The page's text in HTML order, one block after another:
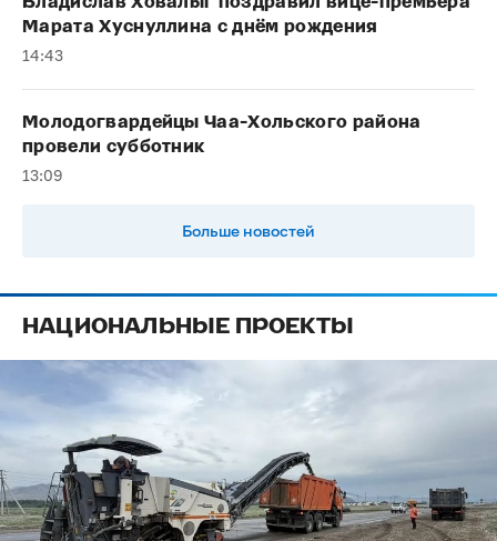
Марата Хуснуллина с днём рождения
14:43
Молодогвардейцы Чаа-Хольского района
провели субботник
13:09
Больше новостей
НАЦИОНАЛЬНЫЕ ПРОЕКТЫ